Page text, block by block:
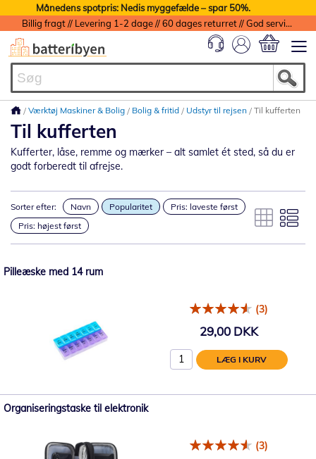
Månedens spotpris: Nedis myggefælde – spar 50%.
Billig fragt // Levering 1-2 dage // 60 dages returret // God service med garanti
Værktøj Maskiner & Bolig Bolig & fritid Udstyr til rejsen Til kufferten
Til kufferten
Kufferter, låse, remme og mærker – alt samlet ét sted, så du er
godt forberedt til afrejse.
Sorter efter: Navn Popularitet
Pris: laveste først
Pris: højest først
Pilleæske med 14 rum
(3)
29,00 DKK
LÆG I KURV
Organiseringstaske til elektronik
(3)